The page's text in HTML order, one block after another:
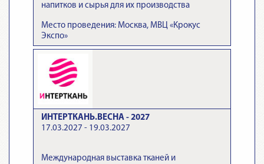
напитков и сырья для их производства
Место проведения: Москва, МВЦ «Крокус
Экспо»
ИНТЕРТКАНЬ.ВЕСНА - 2027
17.03.2027 - 19.03.2027
Международная выставка тканей и